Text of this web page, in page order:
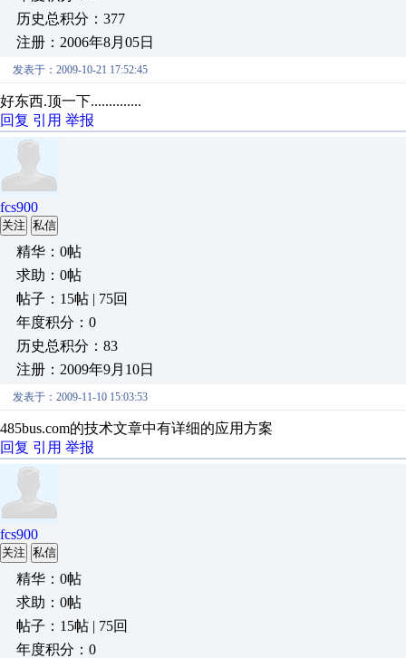
历史总积分：377
注册：2006年8月05日
发表于：2009-10-21 17:52:45
好东西.顶一下..............
回复 引用 举报
fcs900
关注 私信
精华：0帖
求助：0帖
帖子：15帖 | 75回
年度积分：0
历史总积分：83
注册：2009年9月10日
发表于：2009-11-10 15:03:53
485bus.com的技术文章中有详细的应用方案
回复 引用 举报
fcs900
关注 私信
精华：0帖
求助：0帖
帖子：15帖 | 75回
年度积分：0